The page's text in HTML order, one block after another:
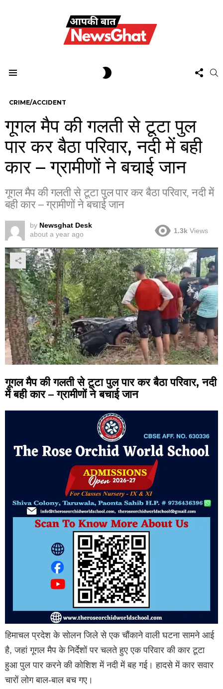
US
CRIME/ACCIDENT
गूगल मैप की गलती से टूटा पुल
पार कर बैठा परिवार, नदी में बही
कार – ग्रामीणों ने बचाई जान
गूगल मैप की गलती से टूटा पुल पार कर बैठा परिवार, नदी में
बही कार – ग्रामीणों ने बचाई जान
by Newsghat Desk
about a year ago
1.3k Views
गूगल मैप की गलती से टूटा पुल पार कर बैठा परिवार, नदी
में बही कार – ग्रामीणों ने बचाई जान
हिमाचल प्रदेश के सोलन जिले से एक चौंकाने वाली घटना सामने आई
है, जहां गूगल मैप के निर्देशों पर चलते हुए एक परिवार की कार टूटा
हुआ पुल पार करने की कोशिश में नदी में बह गई। हादसे में कार सवार
चारों लोग बाल-बाल बच गए।